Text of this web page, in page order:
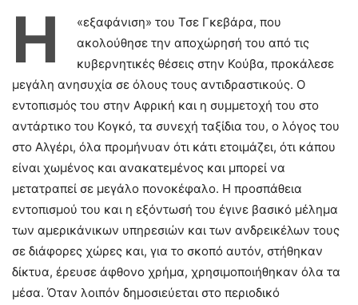
Η
«εξαφάνιση» του Τσε Γκεβάρα, που
ακολούθησε την αποχώρησή του από τις
κυβερνητικές θέσεις στην Κούβα, προκάλεσε
μεγάλη ανησυχία σε όλους τους αντιδραστικούς. Ο
εντοπισμός του στην Αφρική και η συμμετοχή του στο
αντάρτικο του Κογκό, τα συνεχή ταξίδια του, ο λόγος του
στο Αλγέρι, όλα προμήνυαν ότι κάτι ετοιμάζει, ότι κάπου
είναι χωμένος και ανακατεμένος και μπορεί να
μετατραπεί σε μεγάλο πονοκέφαλο. Η προσπάθεια
εντοπισμού του και η εξόντωσή του έγινε βασικό μέλημα
των αμερικάνικων υπηρεσιών και των ανδρεικέλων τους
σε διάφορες χώρες και, για το σκοπό αυτόν, στήθηκαν
δίκτυα, έρευσε άφθονο χρήμα, χρησιμοποιήθηκαν όλα τα
μέσα. Όταν λοιπόν δημοσιεύεται στο περιοδικό